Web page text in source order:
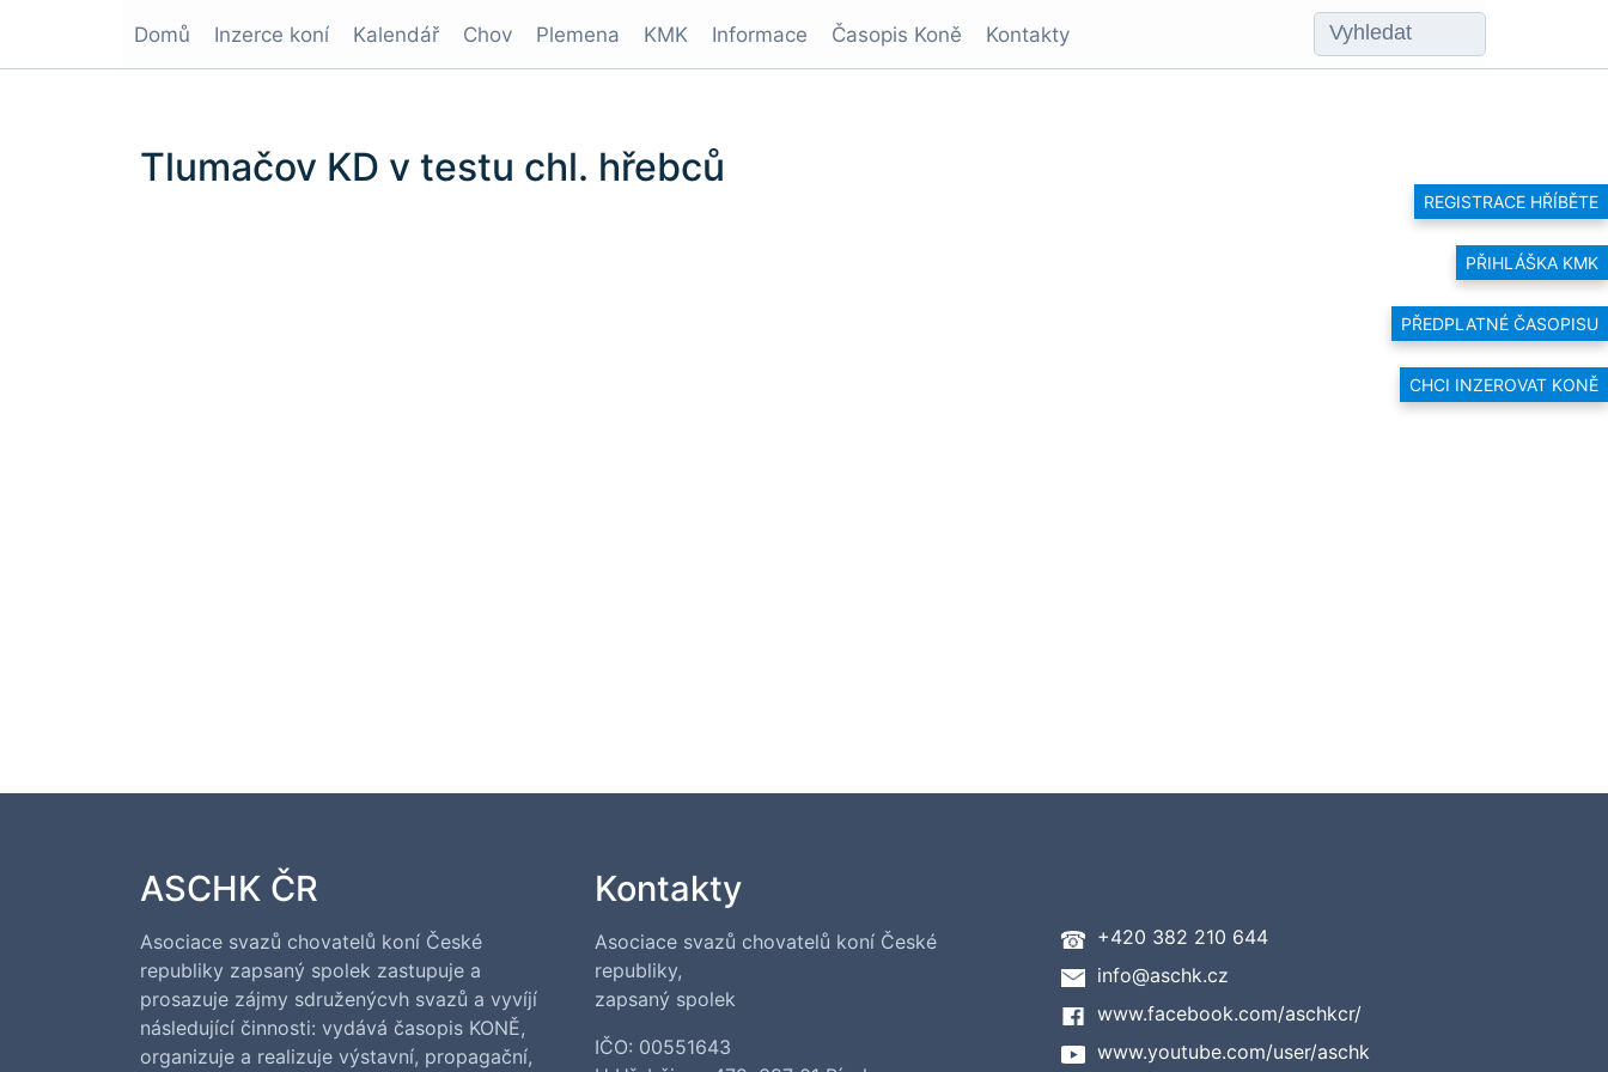
REGISTRACE HŘÍBĚTE
PŘIHLÁŠKA KMK
PŘEDPLATNÉ ČASOPISU
CHCI INZEROVAT KONĚ
Domů Inzerce koní Kalendář Chov Plemena KMK Informace Časopis Koně Kontakty
Tlumačov KD v testu chl. hřebců
ASCHK ČR
Asociace svazů chovatelů koní České
republiky zapsaný spolek zastupuje a
prosazuje zájmy sdruženýcvh svazů a vyvíjí
následující činnosti: vydává časopis KONĚ,
organizuje a realizuje výstavní, propagační,
Kontakty
Asociace svazů chovatelů koní České
republiky,
zapsaný spolek
IČO: 00551643
+420 382 210 644
info@aschk.cz
www.facebook.com/aschkcr/
www.youtube.com/user/aschk